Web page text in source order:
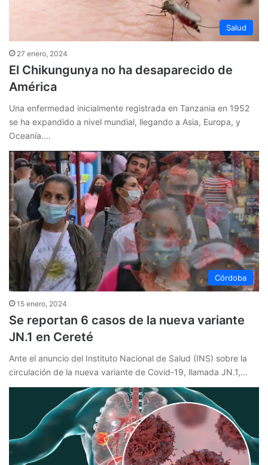
Salud
27 enero, 2024
El Chikungunya no ha desaparecido de
América
Una enfermedad inicialmente registrada en Tanzania en 1952
se ha expandido a nivel mundial, llegando a Asia, Europa, y
Oceanía.…
Córdoba
15 enero, 2024
Se reportan 6 casos de la nueva variante
JN.1 en Cereté
Ante el anuncio del Instituto Nacional de Salud (INS) sobre la
circulación de la nueva variante de Covid-19, llamada JN.1,…